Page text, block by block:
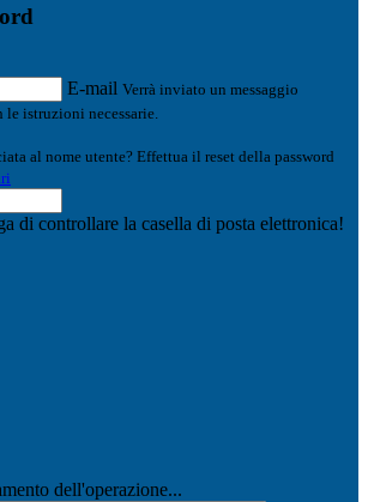
E-mail Verrà inviato un messaggio
istruzioni necessarie.
al nome utente? Effettua il reset della password
di controllare la casella di posta elettronica!
dell'operazione...